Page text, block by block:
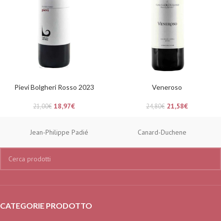
Pievi Bolgheri Rosso 2023
21,00€ 18,97€
Veneroso
24,80€ 21,58€
Jean-Philippe Padié Canard-Duchene
CATEGORIE PRODOTTO